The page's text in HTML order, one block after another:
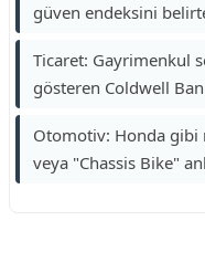
güven endeksini
Ticaret: Gayrimenkul
gösteren Coldwell
Otomotiv: Honda
veya "Chassis Bike"